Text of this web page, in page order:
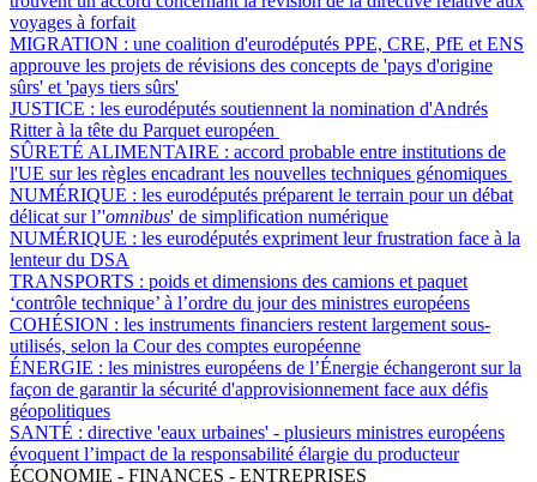
voyages à forfait
MIGRATION : une coalition d'eurodéputés PPE, CRE, PfE et ENS
approuve les projets de révisions des concepts de 'pays d'origine
sûrs' et 'pays tiers sûrs'
JUSTICE : les eurodéputés soutiennent la nomination d'Andrés
Ritter à la tête du Parquet européen
SÛRETÉ ALIMENTAIRE : accord probable entre institutions de
l'UE sur les règles encadrant les nouvelles techniques génomiques
NUMÉRIQUE : les eurodéputés préparent le terrain pour un débat
délicat sur l’'omnibus' de simplification numérique
NUMÉRIQUE : les eurodéputés expriment leur frustration face à la
lenteur du DSA
TRANSPORTS : poids et dimensions des camions et paquet
‘contrôle technique’ à l’ordre du jour des ministres européens
COHÉSION : les instruments financiers restent largement sous-
utilisés, selon la Cour des comptes européenne
ÉNERGIE : les ministres européens de l’Énergie échangeront sur la
façon de garantir la sécurité d'approvisionnement face aux défis
géopolitiques
SANTÉ : directive 'eaux urbaines' - plusieurs ministres européens
évoquent l’impact de la responsabilité élargie du producteur
ÉCONOMIE - FINANCES - ENTREPRISES